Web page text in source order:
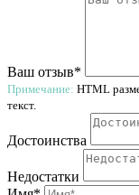
Ваш отзыв*
Примечание: HTML
текст.
Достоинства
Недостатки